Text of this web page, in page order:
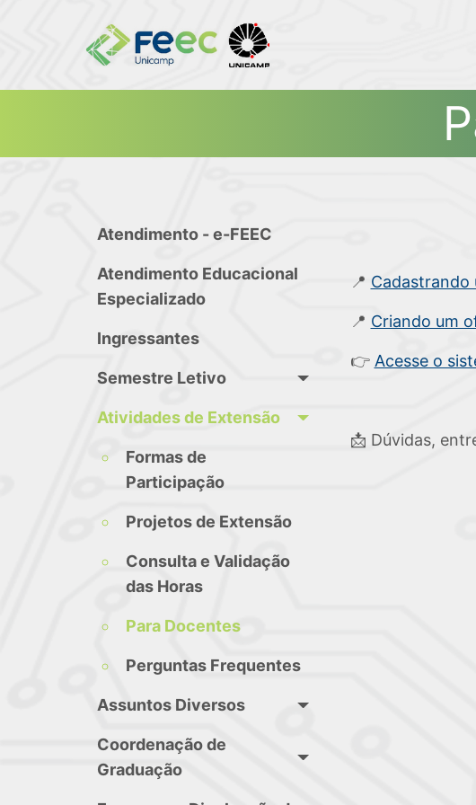
Atendimento - e-FEEC
Atendimento Educacional
Especializado
Ingressantes
Semestre Letivo
Atividades de Extensão
Formas de
Participação
Projetos de Extensão
Consulta e Validação
das Horas
Para Docentes
Perguntas Frequentes
Assuntos Diversos
Coordenação de
Graduação
📍 Cadastrando
📍 Criando um
👉 Acesse o
📩 Dúvidas,